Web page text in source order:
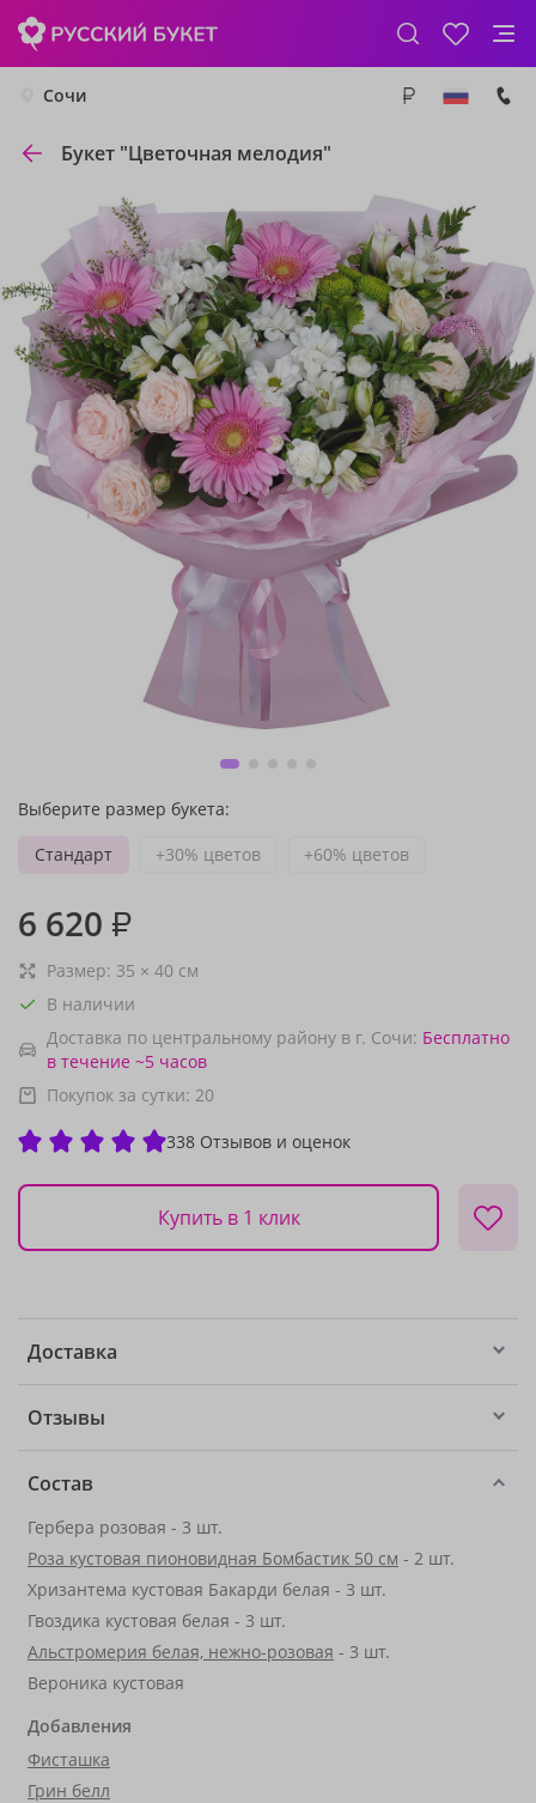
Сочи
Букет "Цветочная мелодия"
Выберите размер букета:
Стандарт
+30% цветов +60% цветов
6 620 ₽
Размер: 35 × 40 см
В наличии
Доставка по центральному району в г. Сочи: Бесплатно
в течение ~5 часов
Покупок за сутки: 20
338 Отзывов и оценок
Купить в 1 клик
Доставка
Отзывы
Состав
Гербера розовая - 3 шт.
Роза кустовая пионовидная Бомбастик 50 см - 2 шт.
Хризантема кустовая Бакарди белая - 3 шт.
Гвоздика кустовая белая - 3 шт.
Альстромерия белая, нежно-розовая - 3 шт.
Вероника кустовая
Добавления
Фисташка
Грин белл